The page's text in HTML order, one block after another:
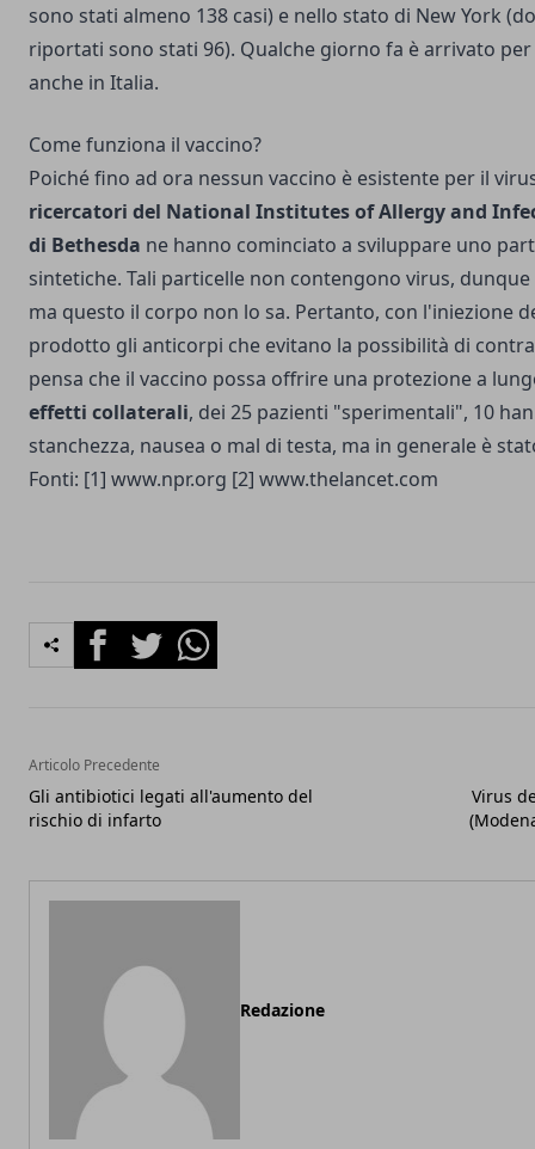
sono stati almeno 138 casi) e nello stato di New York
riportati sono stati 96). Qualche giorno fa è arrivato
anche in Italia.
Come funziona il vaccino?
Poiché fino ad ora nessun vaccino è esistente per il
ricercatori del National Institutes of Allergy and
di Bethesda ne hanno cominciato a sviluppare uno
sintetiche. Tali particelle non contengono virus,
ma questo il corpo non lo sa. Pertanto, con l'iniezione
prodotto gli anticorpi che evitano la possibilità di
pensa che il vaccino possa offrire una protezione a
effetti collaterali, dei 25 pazienti "sperimentali", 10
stanchezza, nausea o mal di testa, ma in generale è
Fonti: [1] www.npr.org [2] www.thelancet.com
FacebookTwitterWhatsapp
Articolo Precedente
Gli antibiotici legati all'aumento del
rischio di infarto
Virus
Redazione